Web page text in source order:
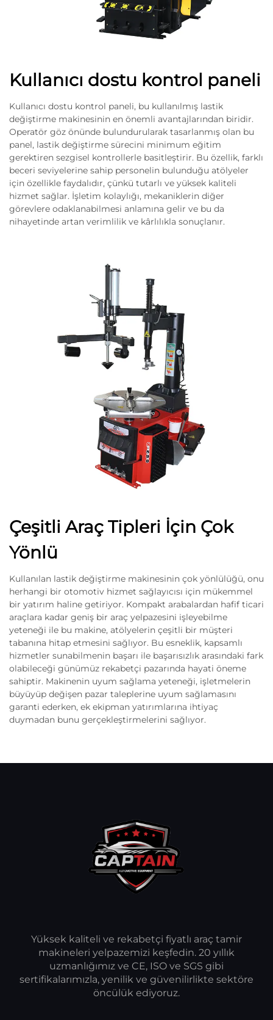
Kullanıcı dostu kontrol paneli
Kullanıcı dostu kontrol paneli, bu kullanılmış lastik
değiştirme makinesinin en önemli avantajlarından biridir.
Operatör göz önünde bulundurularak tasarlanmış olan bu
panel, lastik değiştirme sürecini minimum eğitim
gerektiren sezgisel kontrollerle basitleştirir. Bu özellik, farklı
beceri seviyelerine sahip personelin bulunduğu atölyeler
için özellikle faydalıdır, çünkü tutarlı ve yüksek kaliteli
hizmet sağlar. İşletim kolaylığı, mekaniklerin diğer
görevlere odaklanabilmesi anlamına gelir ve bu da
nihayetinde artan verimlilik ve kârlılıkla sonuçlanır.
Çeşitli Araç Tipleri İçin Çok
Yönlü
Kullanılan lastik değiştirme makinesinin çok yönlülüğü, onu
herhangi bir otomotiv hizmet sağlayıcısı için mükemmel
bir yatırım haline getiriyor. Kompakt arabalardan hafif ticari
araçlara kadar geniş bir araç yelpazesini işleyebilme
yeteneği ile bu makine, atölyelerin çeşitli bir müşteri
tabanına hitap etmesini sağlıyor. Bu esneklik, kapsamlı
hizmetler sunabilmenin başarı ile başarısızlık arasındaki fark
olabileceği günümüz rekabetçi pazarında hayati öneme
sahiptir. Makinenin uyum sağlama yeteneği, işletmelerin
büyüyüp değişen pazar taleplerine uyum sağlamasını
garanti ederken, ek ekipman yatırımlarına ihtiyaç
duymadan bunu gerçekleştirmelerini sağlıyor.
Yüksek kaliteli ve rekabetçi fiyatlı araç tamir
makineleri yelpazemizi keşfedin. 20 yıllık
uzmanlığımız ve CE, ISO ve SGS gibi
sertifikalarımızla, yenilik ve güvenilirlikte sektöre
öncülük ediyoruz.